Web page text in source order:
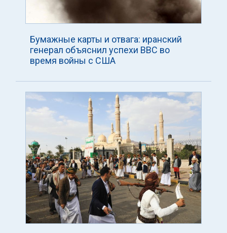
Бумажные карты и отвага: иранский
генерал объяснил успехи ВВС во
время войны с США